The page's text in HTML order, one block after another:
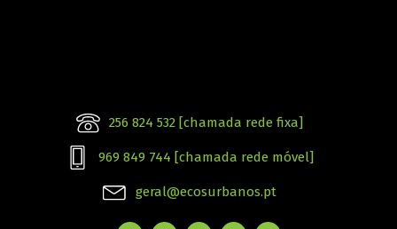
256 824 532 [chamada rede fixa]
969 849 744 [chamada rede móvel]
geral@ecosurbanos.pt